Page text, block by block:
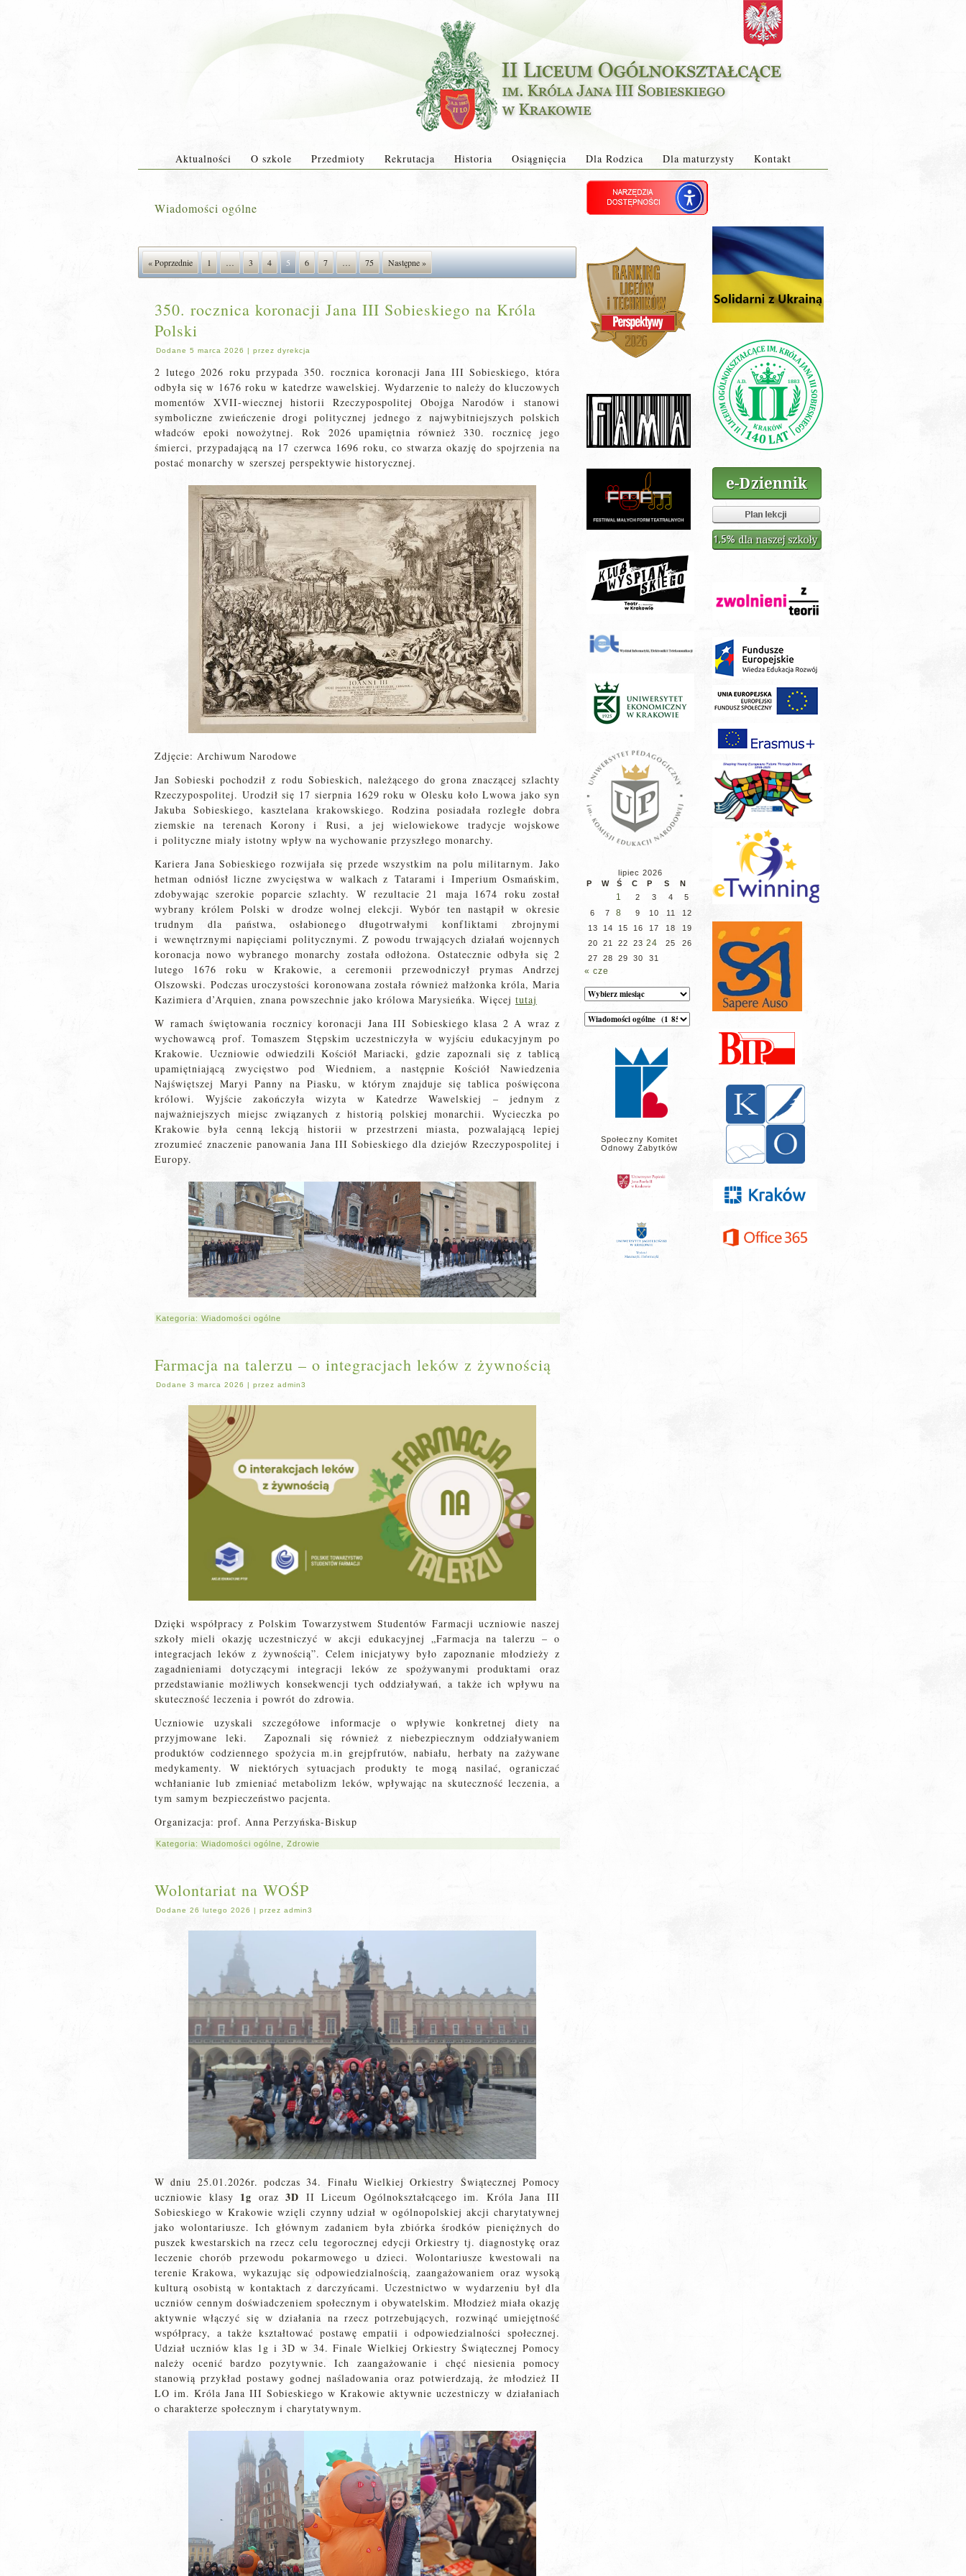
Aktualności O szkole Przedmioty Rekrutacja Historia Osiągnięcia Dla Rodzica Dla maturzysty Kontakt
Wiadomości ogólne
« Poprzednie 1 … 3 4 5 6 7 … 75 Następne »
350. rocznica koronacji Jana III Sobieskiego na Króla
Polski
Dodane 5 marca 2026 | przez dyrekcja
2 lutego 2026 roku przypada 350. rocznica koronacji Jana III Sobieskiego, która
odbyła się w 1676 roku w katedrze wawelskiej. Wydarzenie to należy do kluczowych
momentów XVII-wiecznej historii Rzeczypospolitej Obojga Narodów i stanowi
symboliczne zwieńczenie drogi politycznej jednego z najwybitniejszych polskich
władców epoki nowożytnej. Rok 2026 upamiętnia również 330. rocznicę jego
śmierci, przypadającą na 17 czerwca 1696 roku, co stwarza okazję do spojrzenia na
postać monarchy w szerszej perspektywie historycznej.
Zdjęcie: Archiwum Narodowe
Jan Sobieski pochodził z rodu Sobieskich, należącego do grona znaczącej szlachty
Rzeczypospolitej. Urodził się 17 sierpnia 1629 roku w Olesku koło Lwowa jako syn
Jakuba Sobieskiego, kasztelana krakowskiego. Rodzina posiadała rozległe dobra
ziemskie na terenach Korony i Rusi, a jej wielowiekowe tradycje wojskowe
i polityczne miały istotny wpływ na wychowanie przyszłego monarchy.
Kariera Jana Sobieskiego rozwijała się przede wszystkim na polu militarnym. Jako
hetman odniósł liczne zwycięstwa w walkach z Tatarami i Imperium Osmańskim,
zdobywając szerokie poparcie szlachty. W rezultacie 21 maja 1674 roku został
wybrany królem Polski w drodze wolnej elekcji. Wybór ten nastąpił w okresie
trudnym dla państwa, osłabionego długotrwałymi konfliktami zbrojnymi
i wewnętrznymi napięciami politycznymi. Z powodu trwających działań wojennych
koronacja nowo wybranego monarchy została odłożona. Ostatecznie odbyła się 2
lutego 1676 roku w Krakowie, a ceremonii przewodniczył prymas Andrzej
Olszowski. Podczas uroczystości koronowana została również małżonka króla, Maria
Kazimiera d’Arquien, znana powszechnie jako królowa Marysieńka. Więcej tutaj
W ramach świętowania rocznicy koronacji Jana III Sobieskiego klasa 2 A wraz z
wychowawcą prof. Tomaszem Stępskim uczestniczyła w wyjściu edukacyjnym po
Krakowie. Uczniowie odwiedzili Kościół Mariacki, gdzie zapoznali się z tablicą
upamiętniającą zwycięstwo pod Wiedniem, a następnie Kościół Nawiedzenia
Najświętszej Maryi Panny na Piasku, w którym znajduje się tablica poświęcona
królowi. Wyjście zakończyła wizyta w Katedrze Wawelskiej – jednym z
najważniejszych miejsc związanych z historią polskiej monarchii. Wycieczka po
Krakowie była cenną lekcją historii w przestrzeni miasta, pozwalającą lepiej
zrozumieć znaczenie panowania Jana III Sobieskiego dla dziejów Rzeczypospolitej i
Europy.
Kategoria: Wiadomości ogólne
Farmacja na talerzu – o integracjach leków z żywnością
Dodane 3 marca 2026 przez admin3
Dzięki współpracy z Polskim Towarzystwem Studentów Farmacji uczniowie naszej
szkoły mieli okazję uczestniczyć w akcji edukacyjnej „Farmacja na talerzu – o
integracjach leków z żywnością”. Celem inicjatywy było zapoznanie młodzieży z
zagadnieniami dotyczącymi integracji leków ze spożywanymi produktami oraz
przedstawianie możliwych konsekwencji tych oddziaływań, a także ich wpływu na
skuteczność leczenia i powrót do zdrowia.
Uczniowie uzyskali szczegółowe informacje o wpływie konkretnej diety na
przyjmowane leki. Zapoznali się również z niebezpiecznym oddziaływaniem
produktów codziennego spożycia m.in grejpfrutów, nabiału, herbaty na zażywane
medykamenty. W niektórych sytuacjach produkty te mogą nasilać, ograniczać
wchłanianie lub zmieniać metabolizm leków, wpływając na skuteczność leczenia, a
tym samym bezpieczeństwo pacjenta.
Organizacja: prof. Anna Perzyńska-Biskup
Kategoria: Wiadomości ogólne Zdrowie
Wolontariat na WOŚP
Dodane 26 lutego 2026 | przez admin3
W dniu 25.01.2026r. podczas 34. Finału Wielkiej Orkiestry Świątecznej Pomocy
uczniowie klasy 1g oraz3D II Liceum Ogólnokształcącego im. Króla Jana III
Sobieskiego w Krakowie wzięli czynny udział w ogólnopolskiej akcji charytatywnej
jako wolontariusze. Ich głównym zadaniem była zbiórka środków pieniężnych do
puszek kwestarskich na rzecz celu tegorocznej edycji Orkiestry tj. diagnostykę oraz
leczenie chorób przewodu pokarmowego u dzieci. Wolontariusze kwestowali na
terenie Krakowa, wykazując się odpowiedzialnością, zaangażowaniem oraz wysoką
kulturą osobistą w kontaktach z darczyńcami. Uczestnictwo w wydarzeniu był dla
uczniów cennym doświadczeniem społecznym i obywatelskim. Młodzież miała okazję
aktywnie włączyć się w działania na rzecz potrzebujących, rozwinąć umiejętność
współpracy, a także kształtować postawę empatii i odpowiedzialności społecznej.
Udział uczniów klas 1g i 3D w 34. Finale Wielkiej Orkiestry Świątecznej Pomocy
należy ocenić bardzo pozytywnie. Ich zaangażowanie i chęć niesienia pomocy
stanowią przykład postawy godnej naśladowania oraz potwierdzają, że młodzież II
LO im. Króla Jana III Sobieskiego w Krakowie aktywnie uczestniczy w działaniach
o charakterze społecznym i charytatywnym.
lipiec 2026
P
W Ś C P S N
1 2 3 4
5
6
7 8 9 10 11
12
13
14 15 16 17 18
19
20
21 22 23 24 25
26
27
28 29 30 31
« cze
Archiwum
Kategorie
wpisów
Społeczny Komitet
Odnowy Zabytków